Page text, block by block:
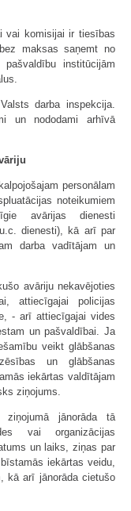
vai komisijai ir tiesības
maksas saņemt no
institūcijām
darba inspekcija.
un nododami arhīvā
personālam
noteikumiem
avārijas dienesti
dienesti), kā arī par
darba vadītājam un
avāriju nekavējoties
attiecīgajai policijas
- arī attiecīgajai vides
un pašvaldībai. Ja
veikt glābšanas
un glābšanas
iekārtas valdītājam
ziņojums.
jānorāda tā
vai organizācijas
un laiks, ziņas par
iekārtas veidu,
kā arī jānorāda cietušo